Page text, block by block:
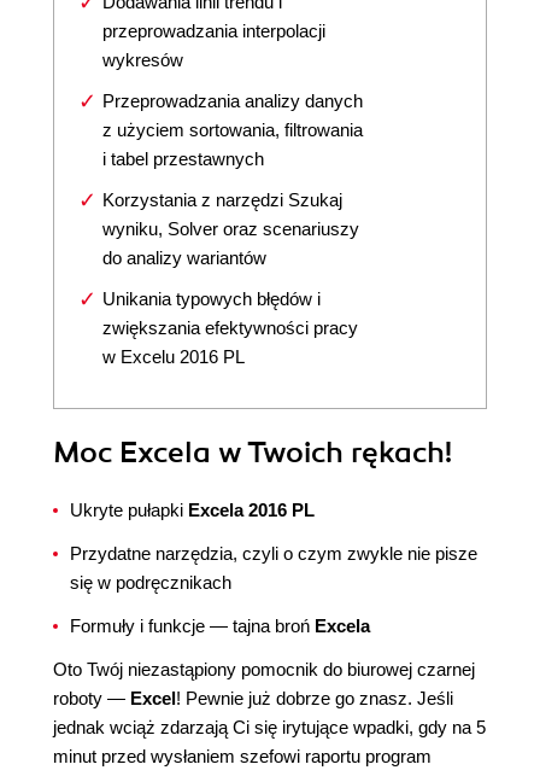
przeprowadzania interpolacji
wykresów
Przeprowadzania analizy danych
z użyciem sortowania, filtrowania
i tabel przestawnych
Korzystania z narzędzi Szukaj
wyniku, Solver oraz scenariuszy
do analizy wariantów
Unikania typowych błędów i
zwiększania efektywności pracy
w Excelu 2016 PL
Moc Excela w Twoich rękach!
Ukryte pułapki Excela 2016 PL
Przydatne narzędzia, czyli o czym zwykle nie pisze
się w podręcznikach
Formuły i funkcje — tajna broń Excela
Oto Twój niezastąpiony pomocnik do biurowej czarnej
roboty — Excel! Pewnie już dobrze go znasz. Jeśli
jednak wciąż zdarzają Ci się irytujące wpadki, gdy na 5
minut przed wysłaniem szefowi raportu program